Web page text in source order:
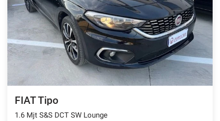
FIAT Tipo
1.6 Mjt S&S DCT SW Lounge